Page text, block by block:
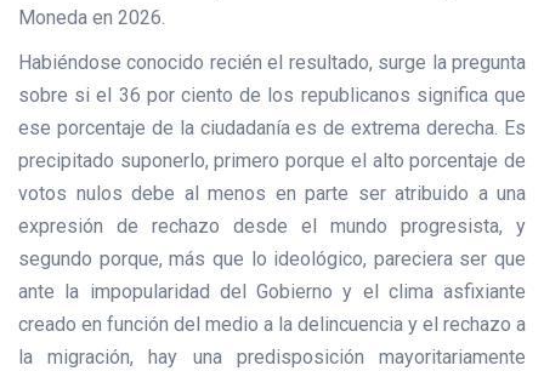
Moneda en 2026.
Habiéndose conocido recién el resultado, surge la pregunta
sobre si el 36 por ciento de los republicanos significa que
ese porcentaje de la ciudadanía es de extrema derecha. Es
precipitado suponerlo, primero porque el alto porcentaje de
votos nulos debe al menos en parte ser atribuido a una
expresión de rechazo desde el mundo progresista, y
segundo porque, más que lo ideológico, pareciera ser que
ante la impopularidad del Gobierno y el clima asfixiante
creado en función del medio a la delincuencia y el rechazo a
la migración, hay una predisposición mayoritariamente